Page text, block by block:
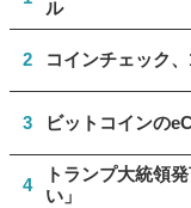
ル
2 コインチェック
3 ビットコインの
4
トランプ大統領
い」